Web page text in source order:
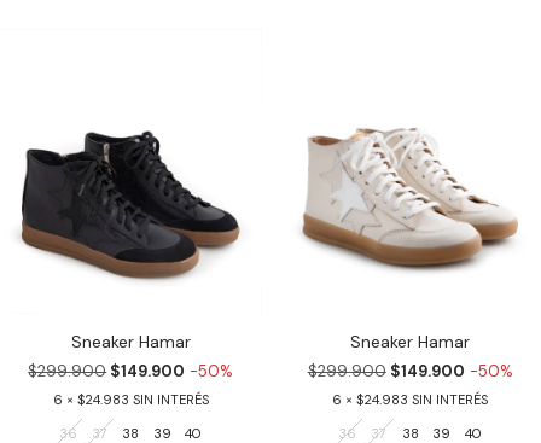
Sneaker Hamar
$299.900 $149.900 -50%
6
$24.983
36
37 38 39 40
Sneaker Hamar
$299.900 $149.900 -50%
6
$24.983
36
37 38 39 40